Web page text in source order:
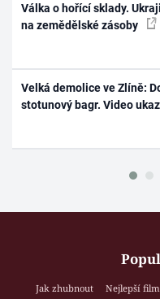
Válka o hořící sklady.
na zemědělské zásoby
Velká demolice ve Zlíně:
stotunový bagr. Video
Jak zhubnout Nejlepší